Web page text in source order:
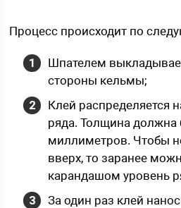
Процесс происходит по
Шпателем
стороны кельмы;
Клей распределяется
ряда. Толщина должна
миллиметров. Чтобы
вверх, то заранее
карандашом уровень
За один раз клей